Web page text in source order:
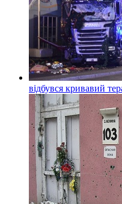
відбувся кривавий